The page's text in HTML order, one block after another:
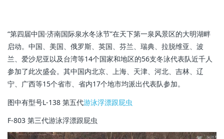
“第四届中国·济南国际泉水冬泳节”在天下第一泉风景区的大明湖畔
启动。中国、美国、俄罗斯、英国、芬兰、瑞典、拉脱维亚、波
兰、爱沙尼亚以及台湾等14个国家和地区的56支冬泳代表队近千人
参加了此次盛会。其中国内北京、上海、天津、河北、吉林、辽
宁、广西等15个省市、省内17个地市均派出代表队参加。
图中有型号L-138 第五代游泳浮漂跟屁虫
F-803 第三代游泳浮漂跟屁虫